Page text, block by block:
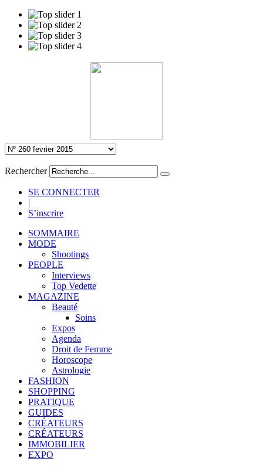
Rechercher
SE CONNECTER
|
S’inscrire
SOMMAIRE
MODE
Shootings
PEOPLE
Interviews
Top Vedette
MAGAZINE
Beauté
Soins
Expos
Agenda
Droit de Femme
Horoscope
Astrologie
FASHION
SHOPPING
PRATIQUE
GUIDES
CRÉATEURS
CRÉATEURS
IMMOBILIER
EXPO